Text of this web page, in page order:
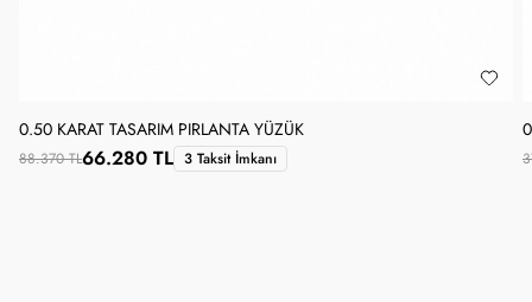
0.50 KARAT TASARIM PIRLANTA YÜZÜK
88.370 TL66.280 TL 3 Taksit İmkanı